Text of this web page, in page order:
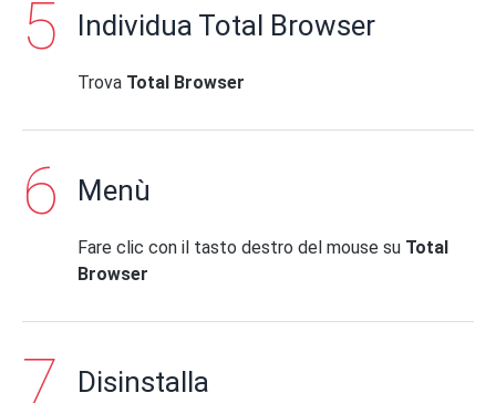
Individua Total Browser
Trova Total Browser
Menù
Fare clic con il tasto destro del mouse su Total
Browser
Disinstalla